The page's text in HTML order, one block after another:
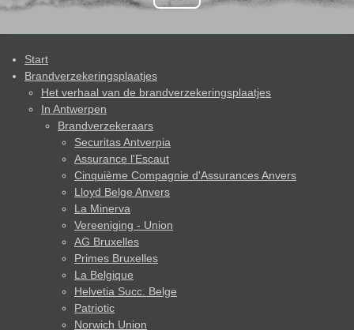
Start
Brandverzekeringsplaatjes
Het verhaal van de brandverzekeringsplaatjes
In Antwerpen
Brandverzekeraars
Securitas Antverpia
Assurance l'Escaut
Cinquième Compagnie d'Assurances Anvers
Lloyd Belge Anvers
La Minerva
Vereeniging - Union
AG Bruxelles
Primes Bruxelles
La Belgique
Helvetia Succ. Belge
Patriotic
Norwich Union